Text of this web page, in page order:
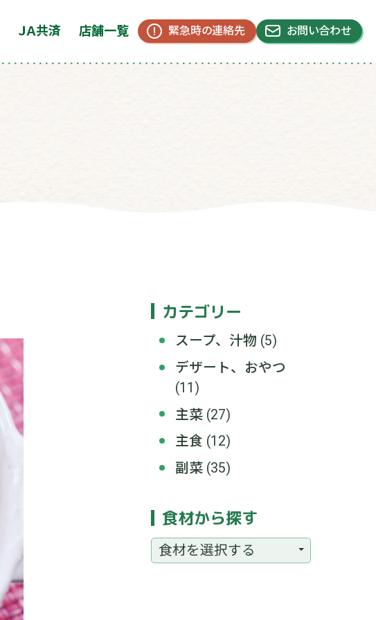
ＪＡ共済 店舗一覧 緊急時の連絡先 お問い合わせ
カテゴリー
スープ、汁物 (5)
デザート、おやつ
(11)
主菜 (27)
主食 (12)
副菜 (35)
食材から探す